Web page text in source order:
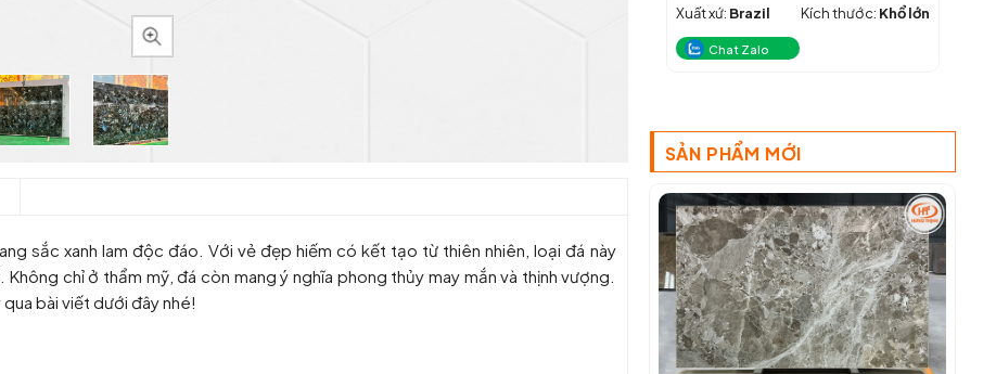
Xuất xứ: Brazil Kích thước: Khổ lớn
Chat Zalo
SẢN PHẨM MỚI
sắc xanh lam độc đáo. Với vẻ đẹp hiếm có kết tạo từ thiên nhiên, loại đá này
chỉ ở thẩm mỹ, đá còn mang ý nghĩa phong thủy may mắn và thịnh vượng.
bài viết dưới đây nhé!